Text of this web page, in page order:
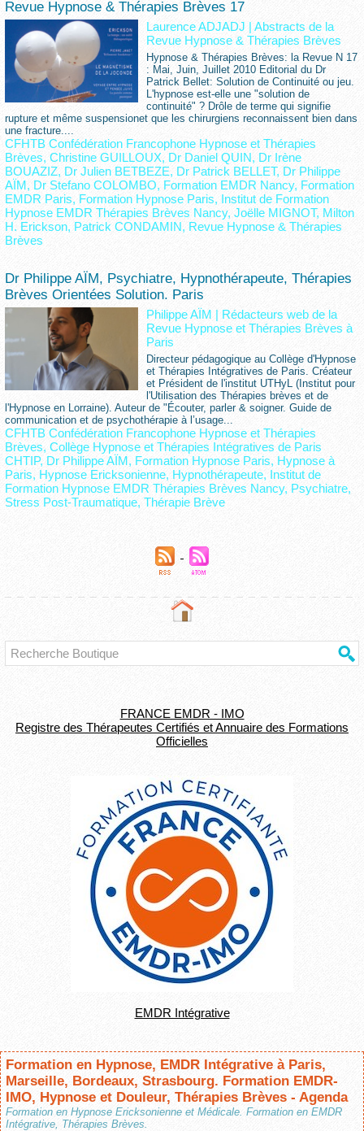
FRANCE EMDR - IMO
Registre des Thérapeutes Certifiés et Annuaire des Formations
Officielles
EMDR Intégrative
Formation en Hypnose, EMDR Intégrative à Paris,
Marseille, Bordeaux, Strasbourg. Formation EMDR-
IMO, Hypnose et Douleur, Thérapies Brèves - Agenda
Formation en Hypnose Ericksonienne et Médicale. Formation en EMDR
Intégrative, Thérapies Brèves.
Revue Hypnose & Thérapies Brèves 17
Laurence ADJADJ |Abstracts de la
Revue Hypnose & Thérapies Brèves
Hypnose & Thérapies Brèves: la Revue N 17
: Mai, Juin, Juillet 2010 Editorial du Dr
Patrick Bellet: Solution de Continuité ou jeu.
L'hypnose est-elle une "solution de
continuité" ? Drôle de terme qui signifie
rupture et même suspensionet que les chirurgiens reconnaissent bien dans
une fracture....
CFHTB Confédération Francophone Hypnose et Thérapies
Brèves, Christine GUILLOUX, Dr Daniel QUIN, Dr Irène
BOUAZIZ, Dr Julien BETBEZE, Dr Patrick BELLET, Dr Philippe
AÏM, Dr Stefano COLOMBO, Formation EMDR Nancy, Formation
EMDR Paris, Formation Hypnose Paris, Institut de Formation
Hypnose EMDR Thérapies Brèves Nancy, Joëlle MIGNOT, Milton
H. Erickson, Patrick CONDAMIN, Revue Hypnose & Thérapies
Brèves
Dr Philippe AÏM, Psychiatre, Hypnothérapeute, Thérapies
Brèves Orientées Solution. Paris
Philippe AÏM | Rédacteurs web de la
Revue Hypnose et Thérapies Brèves à
Paris
Directeur pédagogique au Collège d'Hypnose
et Thérapies Intégratives de Paris. Créateur
et Président de l'institut UTHyL (Institut pour
l'Utilisation des Thérapies brèves et de
l'Hypnose en Lorraine). Auteur de "Écouter, parler & soigner. Guide de
communication et de psychothérapie à l’usage...
CFHTB Confédération Francophone Hypnose et Thérapies
Brèves, Collège Hypnose et Thérapies Intégratives de Paris
CHTIP, Dr Philippe AÏM, Formation Hypnose Paris, Hypnose à
Paris, Hypnose Ericksonienne, Hypnothérapeute, Institut de
Formation Hypnose EMDR Thérapies Brèves Nancy, Psychiatre,
Stress Post-Traumatique, Thérapie Brève